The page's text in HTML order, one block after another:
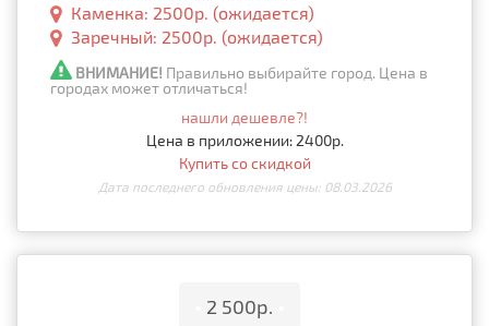
Каменка: 2500р. (ожидается)
Заречный: 2500р. (ожидается)
ВНИМАНИЕ! Правильно выбирайте город. Цена в
городах может отличаться!
нашли дешевле?!
Цена в приложении: 2400р.
Купить со скидкой
Дата последнего обновления цены: 08.03.2026
2 500р.